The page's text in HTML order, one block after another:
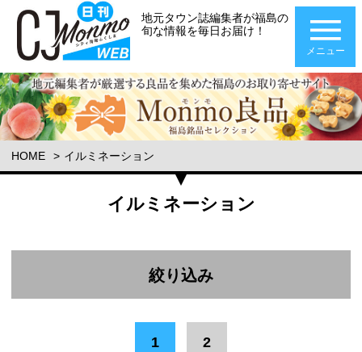
地元タウン誌編集者が福島の
旬な情報を毎日お届け！
メニュー
HOME イルミネーション
イルミネーション
絞り込み
1 2